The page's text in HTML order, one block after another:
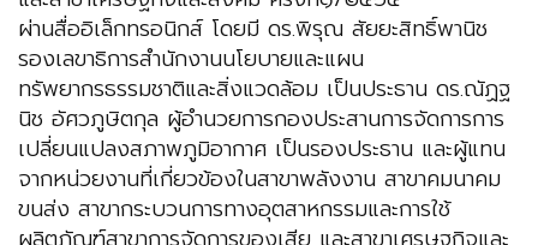
ผ่านสื่ออิเล็กทรอนิกส์ โดยมี ดร.พิรุณ สัยยะสิทธิ์พานิช
รองเลขาธิการสำนักงานนโยบายและแผน
ทรัพยากรธรรมชาติและสิ่งแวดล้อม เป็นประธาน ดร.ณัฏฐ
นิช อัศวภูษิตกุล ผู้อำนวยการกองประสานการจัดการการ
เปลี่ยนแปลงสภาพภูมิอากาศ เป็นรองประธาน และผู้แทน
จากหน่วยงานที่เกี่ยวข้องในสาขาพลังงาน สาขาคมนาคม
ขนส่ง สาขากระบวนการทางอุตสาหกรรมและการใช้